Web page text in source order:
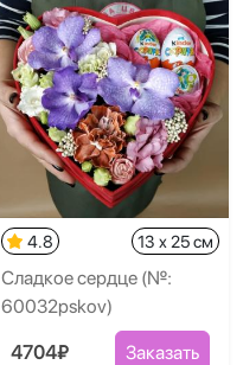
4.8 13 x 25 см
Сладкое сердце (№:
60032pskov)
4704₽ Заказать